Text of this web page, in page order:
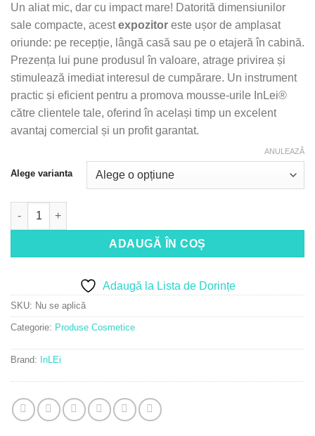
prețuri:
69,99 lei
până
la
504,00 lei
Un aliat mic, dar cu impact mare! Datorită dimensiunilor
sale compacte, acestexpozitor este ușor de amplasat
oriunde: pe recepție, lângă casă sau pe o etajeră în cabină.
Prezența lui pune produsul în valoare, atrage privirea și
stimulează imediat interesul de cumpărare. Un instrument
practic și eficient pentru a promova mousse-urile InLei®
către clientele tale, oferind în același timp un excelent
avantaj comercial și un profit garantat.
Alege varianta
ANULEAZĂ
Cantitate MOUSSE MELOGRANO TRAVEL SIZE –
ADAUGĂ ÎN COȘ
Adaugă la Lista de Dorințe
SKU: Nu se aplică
Categorie: Produse Cosmetice
Brand: InLEi